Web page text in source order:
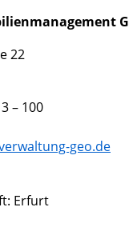
22
– 100
geo.de
Erfurt